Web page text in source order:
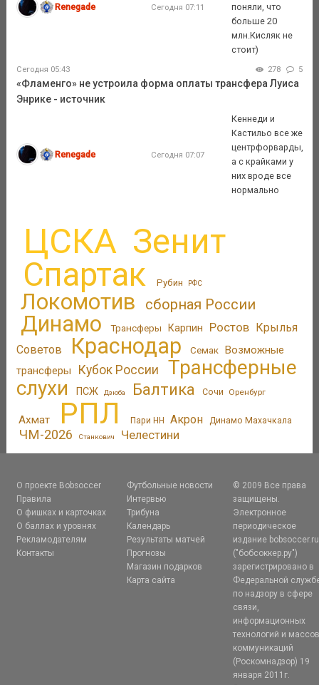
Renegade Сегодня 07:11
поняли, что
больше 20
млн.Кисляк не
стоит)
Сегодня 05:43 278 5
«Фламенго» не устроила форма оплаты трансфера Луиса
Энрике - источник
Renegade Сегодня 07:07
Кеннеди и
Кастильо все же
центрфорварды,
а с крайками у
них вроде все
нормально
ЦСКА Зенит
Спартак Рубин РФС
Локомотив сборная России
Динамо Трансферы Карпин Ростов
Крылья
Советов
Краснодар Семак
Возможные
трансферы
Кубок России
Трансферные
слухи
ПСЖ Дзюба Балтика Сочи Оренбург
Ахмат РПЛ Пари НН Акрон Динамо Махачкала
ЧМ-2026 Станкович Челестини
О проекте Bobsoccer
Правила
О фишках и карточках
О баллах и уровнях
Рекламодателям
Контакты
Футбольные новости
Интервью
Трибуна
Календарь
Результаты матчей
Прогнозы
Магазин подарков
Карта сайта
© 2009 Все права
защищены.
Электронное
периодическое
издание bobsoccer.ru
("бобсоккер.ру")
зарегистрировано в
Федеральной
по надзору в сфере
связи,
информационных
технологий и
коммуникаций
(Роскомнадзор) 19
января 2011г.